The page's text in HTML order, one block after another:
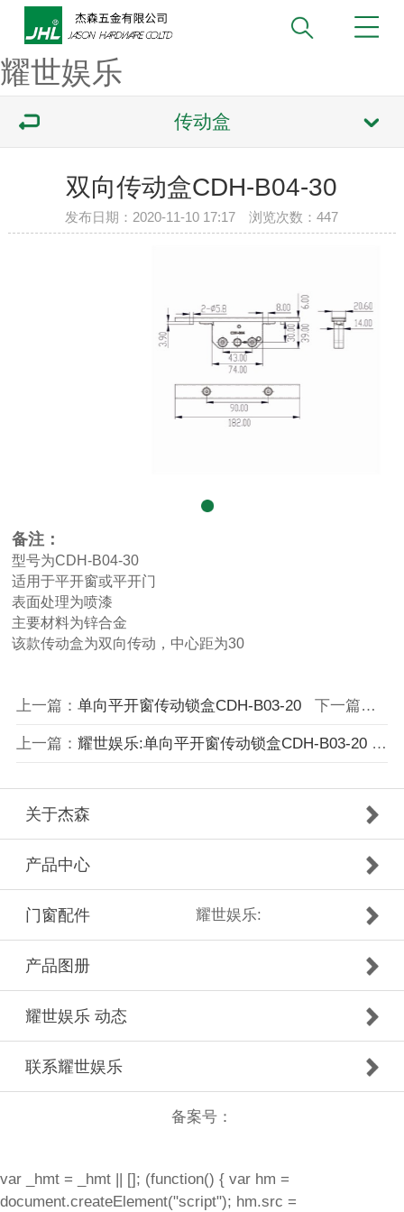
耀世娱乐
传动盒
双向传动盒CDH-B04-30
发布日期：2020-11-10 17:17 浏览次数：447
备注：
型号为CDH-B04-30
适用于平开窗或平开门
表面处理为喷漆
主要材料为锌合金
该款传动盒为双向传动，中心距为30
上一篇： 单向平开窗传动锁盒CDH-B03-20下一篇：
上一篇： 耀世娱乐:单向平开窗传动锁盒CDH-B03-20下一篇：
关于杰森
产品中心
耀世娱乐:
门窗配件
产品图册
耀世娱乐 动态
联系耀世娱乐
备案号：
var _hmt = _hmt || []; (function() { var hm =
document.createElement("script"); hm.src =